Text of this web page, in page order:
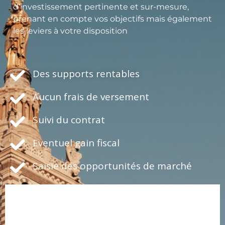
d’investissement pertinente et sur-mesure,
prenant en compte vos objectifs mais également
les leviers à votre disposition
Des supports rentables
Aucun frais de versement
Suivi du contrat
Eventuel gain fiscal
Saisie des opportunités de marché